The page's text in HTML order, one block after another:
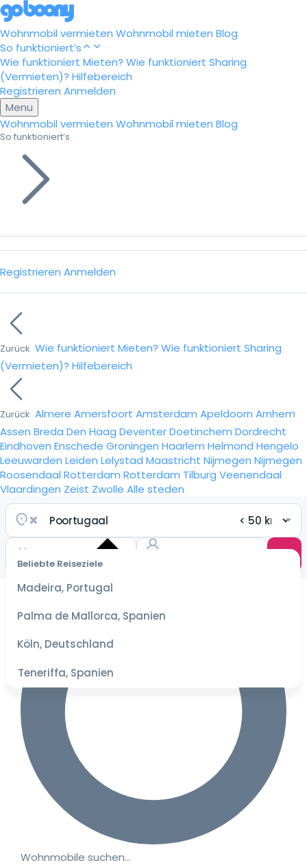
Wohnmobil vermieten Wohnmobil mieten Blog
So funktioniert’s
Wie funktioniert Mieten? Wie funktioniert Sharing
(Vermieten)? Hilfebereich
Registrieren Anmelden
Menu
Wohnmobil vermieten Wohnmobil mieten Blog
So funktioniert’s
Registrieren Anmelden
Zurück Wie funktioniert Mieten? Wie funktioniert Sharing
(Vermieten)? Hilfebereich
Zurück Almere Amersfoort Amsterdam Apeldoorn Arnhem
Assen Breda Den Haag DeventerDoetinchem Dordrecht
Eindhoven Enschede Groningen Haarlem Helmond Hengelo
Leeuwarden Leiden Lelystad Maastricht Nijmegen Nijmegen
Roosendaal Rotterdam Rotterdam Tilburg Veenendaal
Vlaardingen Zeist Zwolle Alle steden
Beliebte Reiseziele
Madeira, Portugal
Palma de Mallorca, Spanien
Köln, Deutschland
Teneriffa, Spanien
Wähle
Datum
für die
besten
Preise
Wohnmobile suchen…